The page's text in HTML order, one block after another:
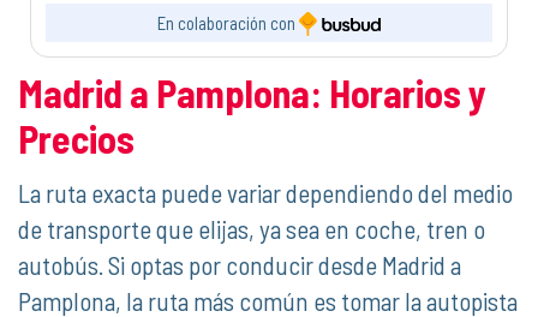
En colaboración con
Madrid a Pamplona: Horarios y
Precios
La ruta exacta puede variar dependiendo del medio
de transporte que elijas, ya sea en coche, tren o
autobús. Si optas por conducir desde Madrid a
Pamplona, la ruta más común es tomar la autopista